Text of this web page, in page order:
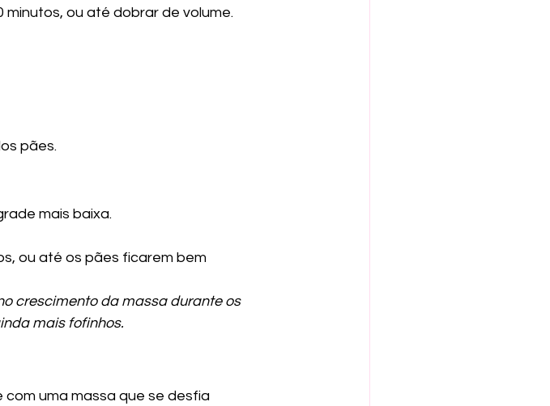
ou até dobrar de volume.
pães.
mais baixa.
ou até os pães ficarem bem
crescimento da massa durante os
mais fofinhos.
uma massa que se desfia